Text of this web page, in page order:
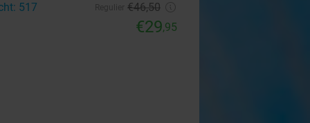
517 €46,50
€29,95